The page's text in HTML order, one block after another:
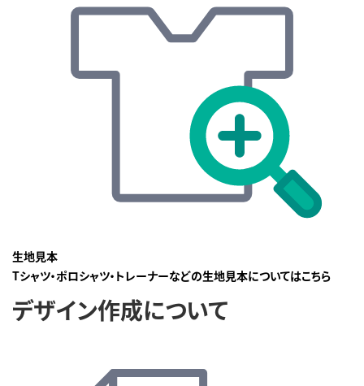
生地見本
Tシャツ・ポロシャツ・トレーナーなどの生地見本についてはこちら
デザイン作成について